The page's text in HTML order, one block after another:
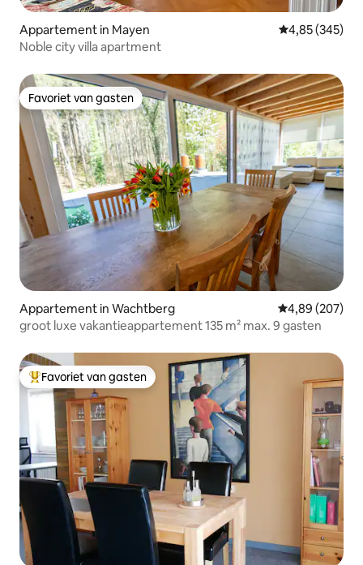
Appartement in Mayen Gemiddelde
4,85 (345)
Noble city villa apartment
Favoriet van gasten
Favoriet van gasten
Appartement in Wachtberg Gemiddelde
4,89 (207)
groot luxe vakantieappartement 135 m² max. 9 gasten
Topfavoriet van gasten
Favoriet van gasten